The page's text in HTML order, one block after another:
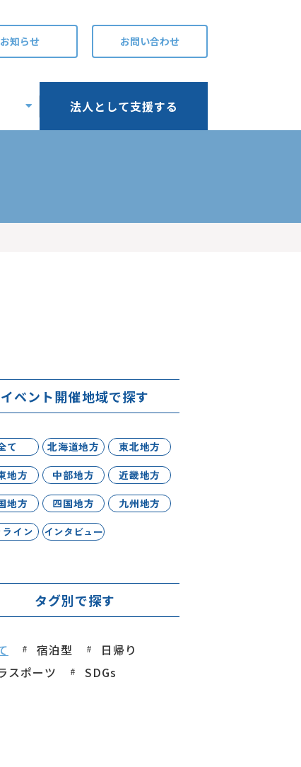
お知らせ お問い合わせ
法人として支援する
イベント開催地域で探す
て 北海道地方
東北地方
地方
中部地方
近畿地方
地方
四国地方
九州地方
イン
インタビュー
タグ別で探す
宿泊型
日帰り
スポーツ
SDGs